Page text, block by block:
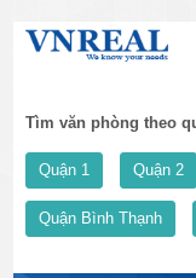
Tìm văn phòng theo
Quận 1 Quận 2
Quận Bình Thạnh